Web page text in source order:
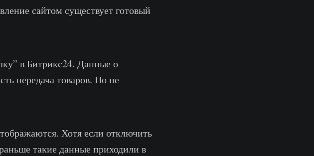
сайтом существует готовый
в Битрикс24. Данные о
передача товаров. Но не
Хотя если отключить
такие данные приходили в